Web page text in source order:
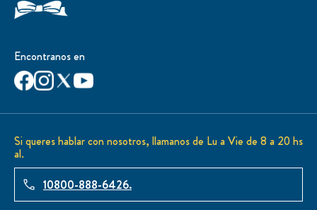
Encontranos en
Si queres hablar con nosotros, llamanos de Lu a Vie de 8 a 20 hs
al.
10800-888-6426.